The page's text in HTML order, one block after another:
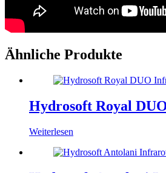
Ähnliche Produkte
Hydrosoft Royal
Weiterlesen